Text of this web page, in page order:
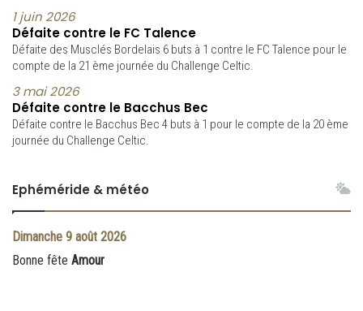
1 juin 2026
Défaite contre le FC Talence
Défaite des Musclés Bordelais 6 buts à 1 contre le FC Talence pour le
compte de la 21 ème journée du Challenge Celtic.
3 mai 2026
Défaite contre le Bacchus Bec
Défaite contre le Bacchus Bec 4 buts à 1 pour le compte de la 20 ème
journée du Challenge Celtic.
Ephéméride & météo
Dimanche 9 août 2026
Bonne fête Amour